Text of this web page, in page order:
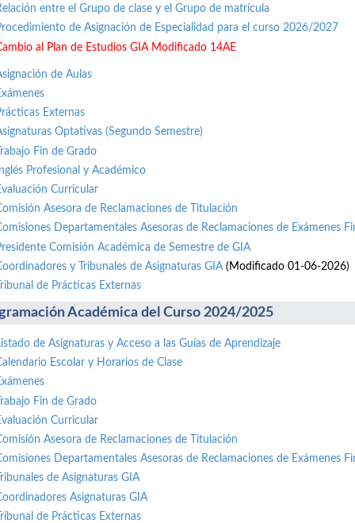
entre el Grupo de clase y el Grupo de matrícula
de Asignación de Especialidad para el curso 2026/2027
al Plan de Estudios GIA Modificado 14AE
de Aulas
Externas
Optativas (Segundo Semestre)
Fin de Grado
Profesional y Académico
Curricular
Asesora de Reclamaciones de Titulación
Departamentales Asesoras de Reclamaciones de Exámenes
Comisión Académica de Semestre de GIA
y Tribunales de Asignaturas GIA (Modificado 01-06-2026)
de Prácticas Externas
Académica del Curso 2024/2025
de Asignaturas y Acceso a las Guías de Aprendizaje
Escolar y Horarios de Clase
Fin de Grado
Curricular
Asesora de Reclamaciones de Titulación
Departamentales Asesoras de Reclamaciones de Exámenes
de Asignaturas GIA
Asignaturas GIA
de Prácticas Externas